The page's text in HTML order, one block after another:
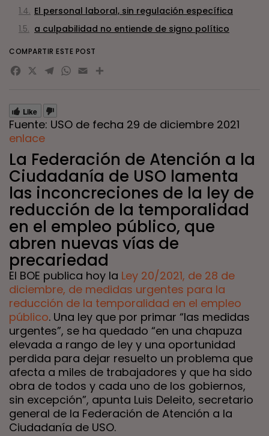
Like
Fuente: USO de fecha 29 de diciembre 2021
enlace
La Federación de Atención a la
Ciudadanía de USO lamenta
las inconcreciones de la ley de
reducción de la temporalidad
en el empleo público, que
abren nuevas vías de
precariedad
El BOE publica hoy la Ley 20/2021, de 28 de
diciembre, de medidas urgentes para la
reducción de la temporalidad en el empleo
público. Una ley que por primar “las medidas
urgentes”, se ha quedado “en una chapuza
elevada a rango de ley y una oportunidad
perdida para dejar resuelto un problema que
afecta a miles de trabajadores y que ha sido
obra de todos y cada uno de los gobiernos,
sin excepción”, apunta Luis Deleito, secretario
general de la Federación de Atención a la
Ciudadanía de USO.
El personal laboral, sin regulación específica
a culpabilidad no entiende de signo político
COMPARTIR ESTE POST
Facebook
X Telegram
WhatsApp
EmailCompartir